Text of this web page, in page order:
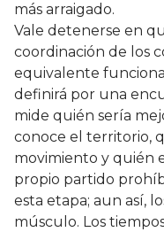
más arraigado.
Vale detenerse en
coordinación de los
equivalente
definirá por una
mide quién sería
conoce el territorio,
movimiento y quién
propio partido
esta etapa; aun así,
músculo. Los